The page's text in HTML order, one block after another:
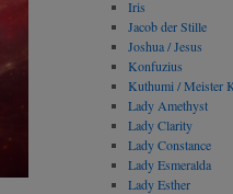
Iris
Jacob der Stille
Joshua / Jesus
Konfuzius
Kuthumi / Meister
Lady Amethyst
Lady Clarity
Lady Constance
Lady Esmeralda
Lady Esther